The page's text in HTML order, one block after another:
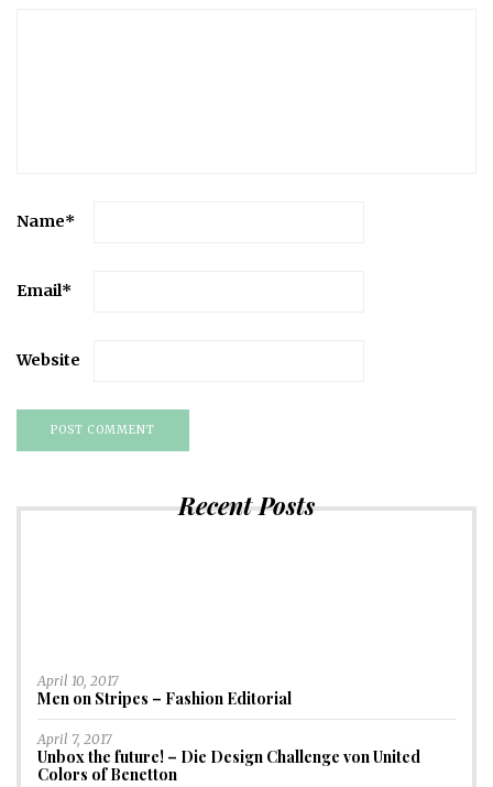
Name*
Email*
Website
Recent Posts
April 10, 2017
Men on Stripes – Fashion Editorial
April 7, 2017
Unbox the future! – Die Design Challenge von United
Colors of Benetton